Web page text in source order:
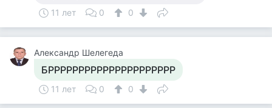
11 лет 0 0
Александр Шелегеда
БРРРРРРРРРРРРРРРРРРРРР
11 лет 0 0